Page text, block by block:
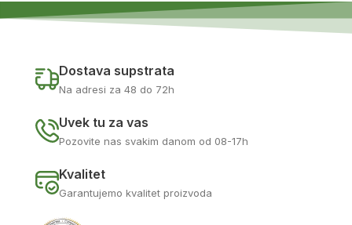
Dostava supstrata
Na adresi za 48 do 72h
Uvek tu za vas
Pozovite nas svakim danom od 08-17h
Kvalitet
Garantujemo kvalitet proizvoda